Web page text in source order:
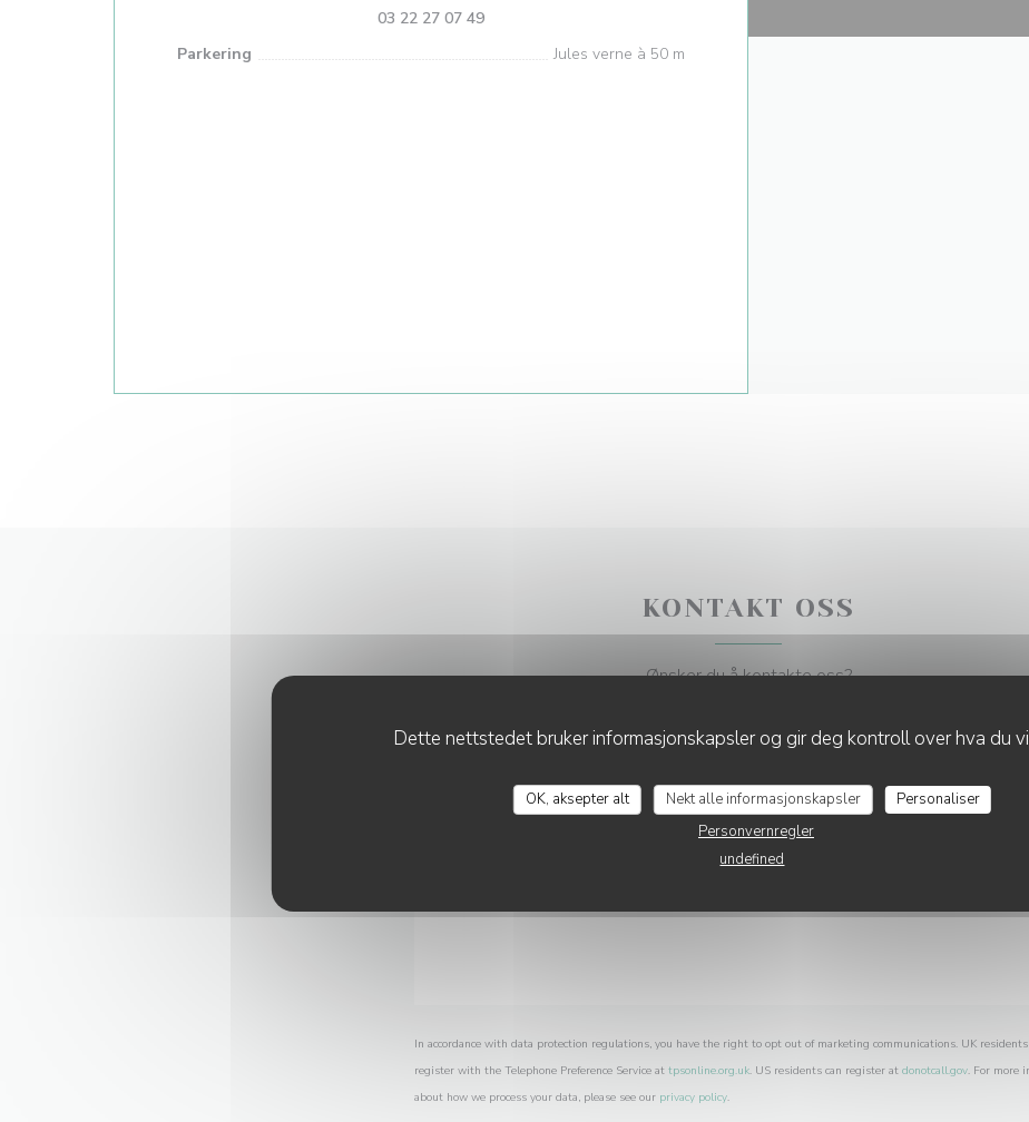
Dette nettstedet bruker informasjonskapsler og gir deg kontroll over hva du
OK, aksepter alt Nekt alle informasjonskapsler
Personaliser
Personvernregler
undefined
03 22 27 07 49
Parkering
Jules verne à 50 m
KONTAKT OSS
Ønsker du å kontakte oss?
In accordance with data protection regulations, you have the right to opt out of marketing communications. UK residents
register with the Telephone Preference Service at tpsonline.org.uk. US residents can register at donotcall.gov. For more
about how we process your data, please see our privacy policy.